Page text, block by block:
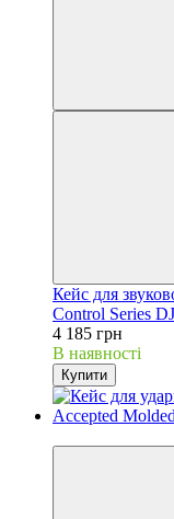
Кейс для
Control Series
4 185 грн
В наявності
Купити